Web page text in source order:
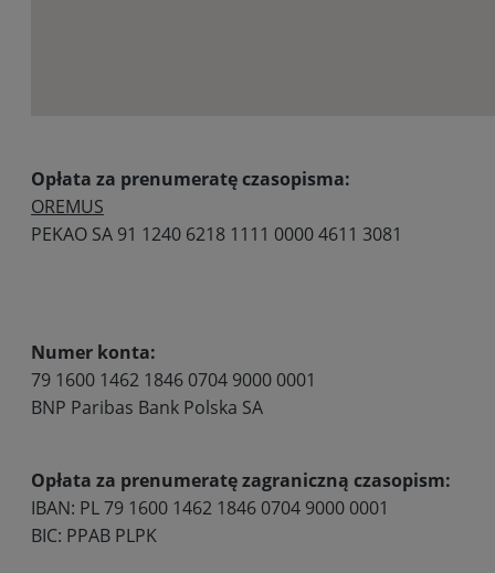
Opłata za prenumeratę czasopisma:
OREMUS
PEKAO SA 91 1240 6218 1111 0000 4611 3081
Numer konta:
79 1600 1462 1846 0704 9000 0001
BNP Paribas Bank Polska SA
Opłata za prenumeratę zagraniczną czasopism:
IBAN: PL 79 1600 1462 1846 0704 9000 0001
BIC: PPAB PLPK